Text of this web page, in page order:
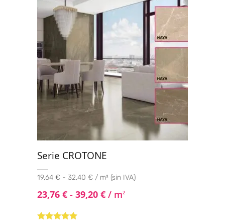
Serie CROTONE
19,64 € - 32,40 € / m² (sin IVA)
23,76 € - 39,20 € / m2